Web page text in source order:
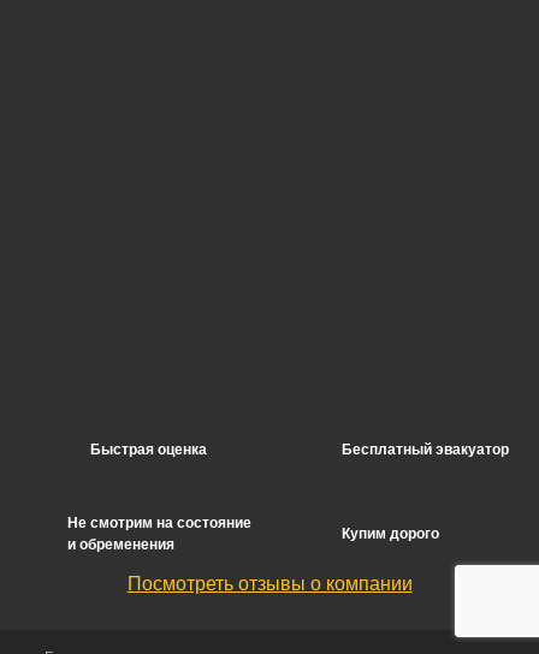
Быстрая оценка Бесплатный эвакуатор
Не смотрим на состояние
и обременения
Купим дорого
Посмотреть отзывы о компании